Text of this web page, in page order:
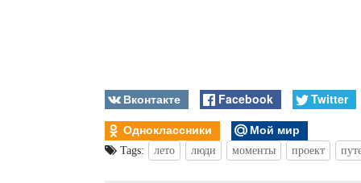
Вконтакте Facebook
Twitter
Одноклассники
Мой мир
Tags: лето люди моменты проект